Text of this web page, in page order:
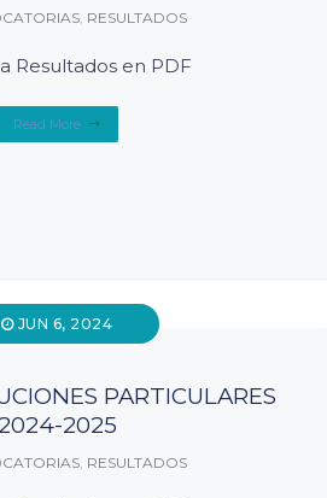
, RESULTADOS
Resultados en PDF
Read More
JUN 6, 2024
PARTICULARES
2025
, RESULTADOS